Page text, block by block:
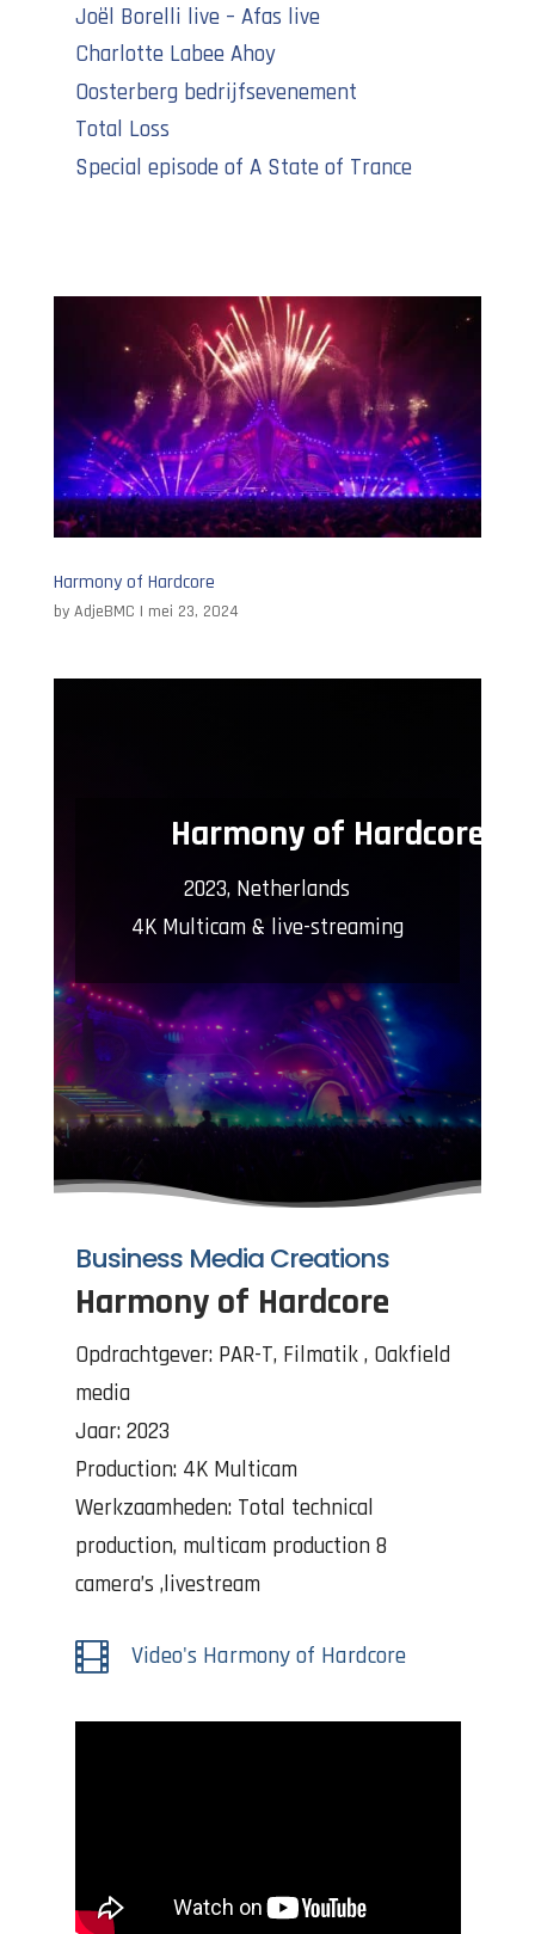
Joël Borelli live – Afas live
Charlotte Labee Ahoy
Oosterberg bedrijfsevenement
Total Loss
Special episode of A State of Trance
Harmony of Hardcore
by AdjeBMC | mei 23, 2024
Harmony of Hardcore
2023, Netherlands
4K Multicam & live-streaming
Business Media Creations
Harmony of Hardcore
Opdrachtgever: PAR-T, Filmatik , Oakfield
media
Jaar: 2023
Production: 4K Multicam
Werkzaamheden: Total technical
production, multicam production 8
camera’s ,livestream
 Video's Harmony of Hardcore